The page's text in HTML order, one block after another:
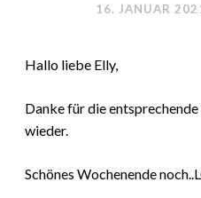
16. JANUAR
Hallo liebe Elly,
Danke für die
wieder.
Schönes Wochenende